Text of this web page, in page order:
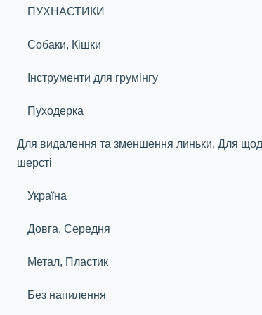
ПУХНАСТИКИ
Собаки, Кішки
Інструменти для грумінгу
Пуходерка
Для видалення та зменшення линьки, Для
шерсті
Україна
Довга, Середня
Метал, Пластик
Без напилення